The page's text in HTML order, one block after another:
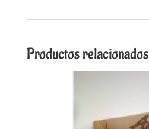
Productos relacionados